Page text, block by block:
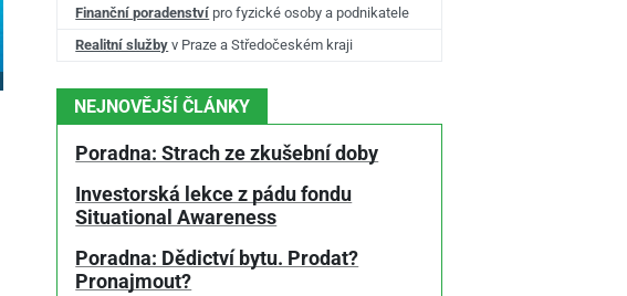
Finanční poradenství pro fyzické osoby a podnikatele
Realitní služby v Praze a Středočeském kraji
NEJNOVĚJŠÍ ČLÁNKY
Poradna: Strach ze zkušební doby
Investorská lekce z pádu fondu
Situational Awareness
Poradna: Dědictví bytu. Prodat?
Pronajmout?